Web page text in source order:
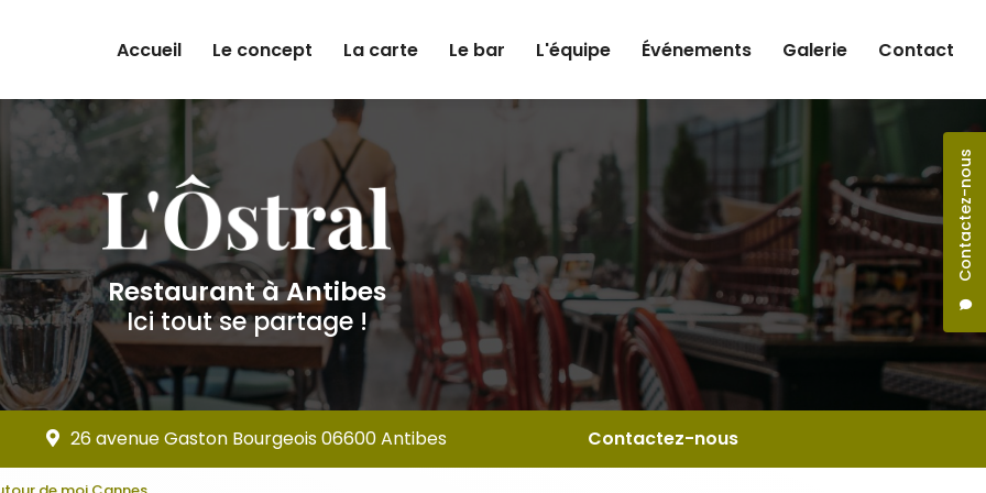
Contactez-nous
Accueil
Le concept La carte Le bar L'équipe Événements Galerie Contact
Restaurant à Antibes
Ici tout se partage !
26 avenue Gaston Bourgeois 06600 Antibes Contactez-nous